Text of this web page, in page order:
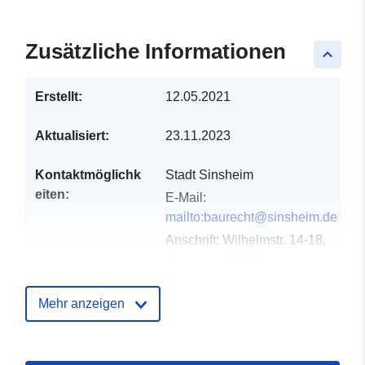
keyboard_arrow_up
Zusätzliche Informationen
Erstellt: 12.05.2021
Aktualisiert: 23.11.2023
Kontaktmöglichk
eiten:
Stadt Sinsheim
E-Mail:
mailto:baurecht@sinsheim.de
Anschrift: Wilhelmstr. 14-18,
Mehr anzeigen